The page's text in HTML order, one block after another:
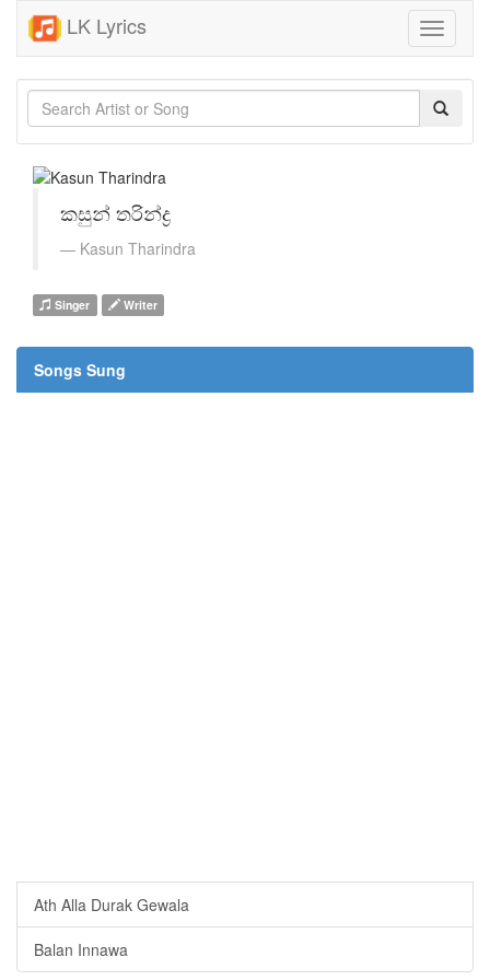
LK Lyrics
Toggle
කසුන් තරින්ද්‍ර
Kasun Tharindra
Singer Writer
Songs Sung
Ath Alla Durak Gewala
Balan Innawa